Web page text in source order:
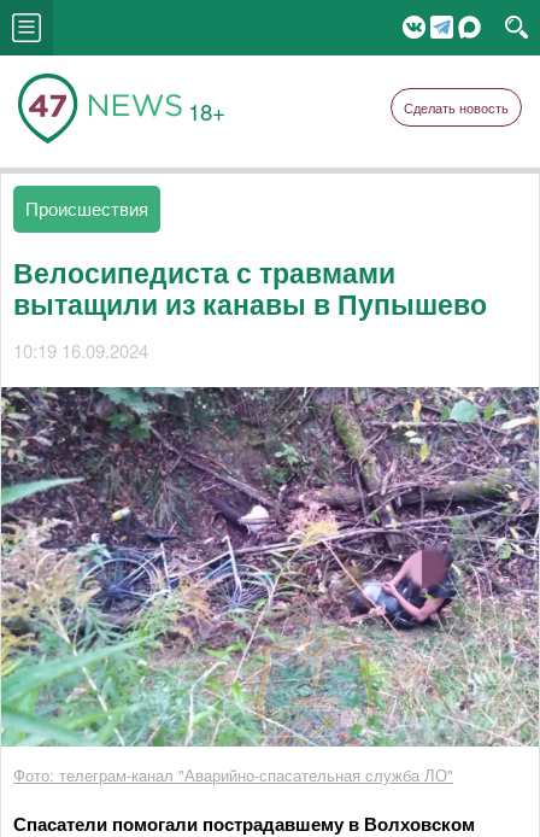
18+ Сделать новость
Происшествия
Велосипедиста с травмами
вытащили из канавы в Пупышево
10:19 16.09.2024
Фото: телеграм-канал "Аварийно-спасательная служба ЛО"
Спасатели помогали пострадавшему в Волховском